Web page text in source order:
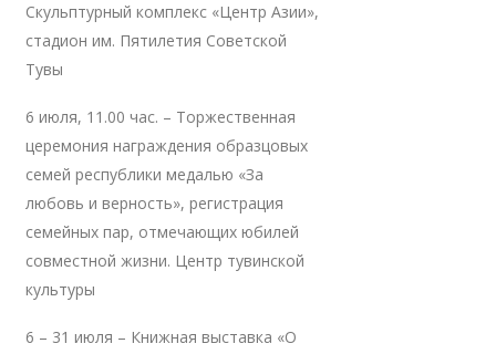
Скульптурный комплекс «Центр Азии»,
стадион им. Пятилетия Советской
Тувы
6 июля, 11.00 час. – Торжественная
церемония награждения образцовых
семей республики медалью «За
любовь и верность», регистрация
семейных пар, отмечающих юбилей
совместной жизни. Центр тувинской
культуры
6 – 31 июля – Книжная выставка «О